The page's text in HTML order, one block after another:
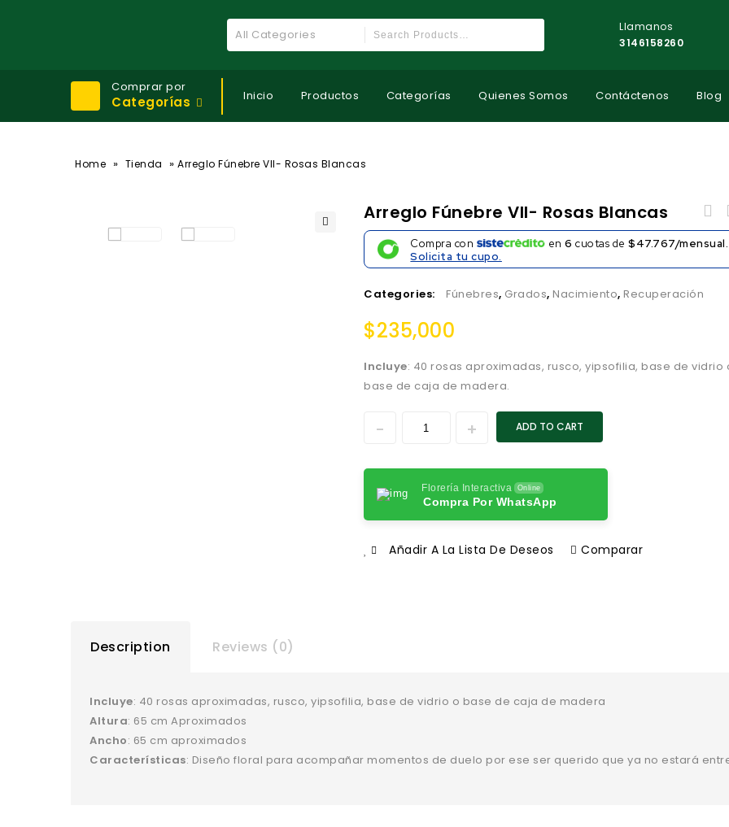
All Categories
Llamanos
3146158260
Comprar por
Categorías Inicio Productos Categorías Quienes Somos Contáctenos Blog
Home » Tienda » Arreglo Fúnebre VII- Rosas Blancas
Arreglo Fúnebre VII- Rosas Blancas
Compra con en6 cuotas de$47.767/mensual.
Solicita tu cupo.
Categories: Fúnebres, Grados, Nacimiento, Recuperación
$235,000
Incluye: 40 rosas aproximadas, rusco, yipsofilia, base de vidrio
base de caja de madera.
ADD TO CART
Florería Interactiva Online
Compra Por WhatsApp
Añadir A La Lista De Deseos Comparar
Description Reviews (0)
Incluye: 40 rosas aproximadas, rusco, yipsofilia, base de vidrio o base de caja de madera
Altura: 65 cm Aproximados
Ancho: 65 cm aproximados
Características: Diseño floral para acompañar momentos de duelo por ese ser querido que ya no estará